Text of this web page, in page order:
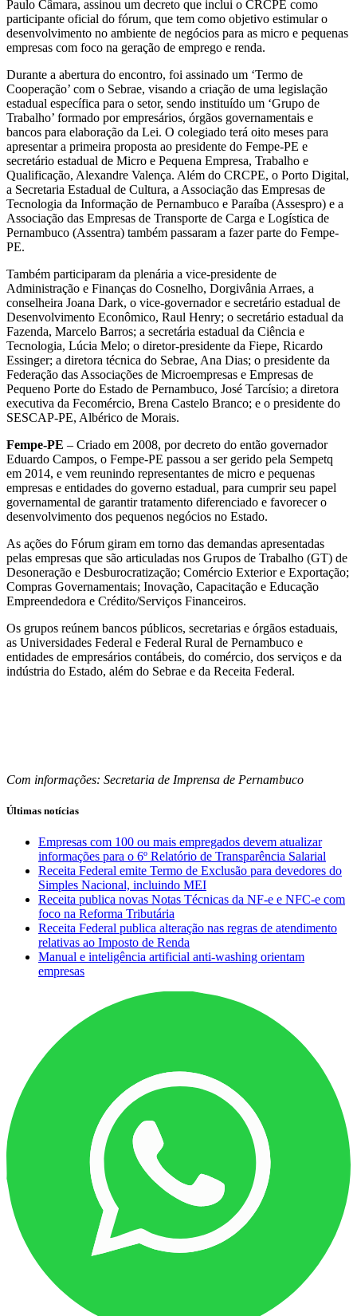
Paulo Câmara, assinou um decreto que inclui o CRCPE como
participante oficial do fórum, que tem como objetivo estimular o
desenvolvimento no ambiente de negócios para as micro e pequenas
empresas com foco na geração de emprego e renda.
Durante a abertura do encontro, foi assinado um ‘Termo de
Cooperação’ com o Sebrae, visando a criação de uma legislação
estadual específica para o setor, sendo instituído um ‘Grupo de
Trabalho’ formado por empresários, órgãos governamentais e
bancos para elaboração da Lei. O colegiado terá oito meses para
apresentar a primeira proposta ao presidente do Fempe-PE e
secretário estadual de Micro e Pequena Empresa, Trabalho e
Qualificação, Alexandre Valença. Além do CRCPE, o Porto Digital,
a Secretaria Estadual de Cultura, a Associação das Empresas de
Tecnologia da Informação de Pernambuco e Paraíba (Assespro) e a
Associação das Empresas de Transporte de Carga e Logística de
Pernambuco (Assentra) também passaram a fazer parte do Fempe-
PE.
Também participaram da plenária a vice-presidente de
Administração e Finanças do Cosnelho, Dorgivânia Arraes, a
conselheira Joana Dark, o vice-governador e secretário estadual de
Desenvolvimento Econômico, Raul Henry; o secretário estadual da
Fazenda, Marcelo Barros; a secretária estadual da Ciência e
Tecnologia, Lúcia Melo; o diretor-presidente da Fiepe, Ricardo
Essinger; a diretora técnica do Sebrae, Ana Dias; o presidente da
Federação das Associações de Microempresas e Empresas de
Pequeno Porte do Estado de Pernambuco, José Tarcísio; a diretora
executiva da Fecomércio, Brena Castelo Branco; e o presidente do
SESCAP-PE, Albérico de Morais.
Fempe-PE – Criado em 2008, por decreto do então governador
Eduardo Campos, o Fempe-PE passou a ser gerido pela Sempetq
em 2014, e vem reunindo representantes de micro e pequenas
empresas e entidades do governo estadual, para cumprir seu papel
governamental de garantir tratamento diferenciado e favorecer o
desenvolvimento dos pequenos negócios no Estado.
As ações do Fórum giram em torno das demandas apresentadas
pelas empresas que são articuladas nos Grupos de Trabalho (GT) de
Desoneração e Desburocratização; Comércio Exterior e Exportação;
Compras Governamentais; Inovação, Capacitação e Educação
Empreendedora e Crédito/Serviços Financeiros.
Os grupos reúnem bancos públicos, secretarias e órgãos estaduais,
as Universidades Federal e Federal Rural de Pernambuco e
entidades de empresários contábeis, do comércio, dos serviços e da
indústria do Estado, além do Sebrae e da Receita Federal.
Com informações: Secretaria de Imprensa de Pernambuco
Últimas notícias
Empresas com 100 ou mais empregados devem atualizar
informações para o 6º Relatório de Transparência Salarial
Receita Federal emite Termo de Exclusão para devedores do
Simples Nacional, incluindo MEI
Receita publica novas Notas Técnicas da NF-e e NFC-e com
foco na Reforma Tributária
Receita Federal publica alteração nas regras de atendimento
relativas ao Imposto de Renda
Manual e inteligência artificial anti-washing orientam
empresas